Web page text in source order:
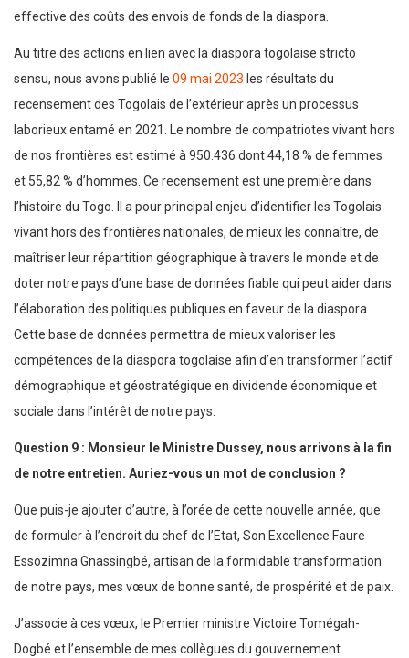
effective des coûts des envois de fonds de la diaspora.
Au titre des actions en lien avec la diaspora togolaise stricto
sensu, nous avons publié le 09 mai 2023 les résultats du
recensement des Togolais de l’extérieur après un processus
laborieux entamé en 2021. Le nombre de compatriotes vivant hors
de nos frontières est estimé à 950.436 dont 44,18 % de femmes
et 55,82 % d’hommes. Ce recensement est une première dans
l’histoire du Togo. Il a pour principal enjeu d’identifier les Togolais
vivant hors des frontières nationales, de mieux les connaître, de
maîtriser leur répartition géographique à travers le monde et de
doter notre pays d’une base de données fiable qui peut aider dans
l’élaboration des politiques publiques en faveur de la diaspora.
Cette base de données permettra de mieux valoriser les
compétences de la diaspora togolaise afin d’en transformer l’actif
démographique et géostratégique en dividende économique et
sociale dans l’intérêt de notre pays.
Question 9 : Monsieur le Ministre Dussey, nous arrivons à la fin
de notre entretien. Auriez-vous un mot de conclusion ?
Que puis-je ajouter d’autre, à l’orée de cette nouvelle année, que
de formuler à l’endroit du chef de l’Etat, Son Excellence Faure
Essozimna Gnassingbé, artisan de la formidable transformation
de notre pays, mes vœux de bonne santé, de prospérité et de paix.
J’associe à ces vœux, le Premier ministre Victoire Tomégah-
Dogbé et l’ensemble de mes collègues du gouvernement.